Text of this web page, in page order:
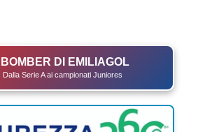
I BOMBER DI EMILIAGOL
Dalla Serie A ai campionati Juniores